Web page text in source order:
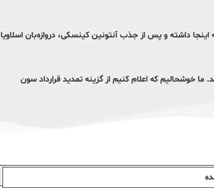
اینجا داشته و پس از جذب آنتونین کینسکی، دروازه‌بان اسلاویا
خوشحالیم که اعلام کنیم از گزینه تمدید قرارداد سون